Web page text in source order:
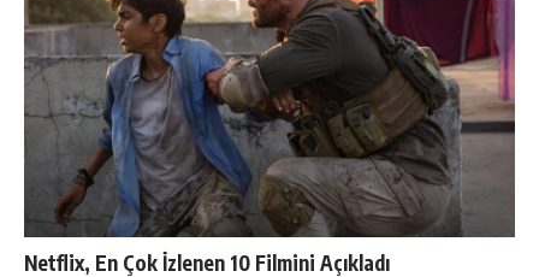
Netflix, En Çok İzlenen 10 Filmini Açıkladı